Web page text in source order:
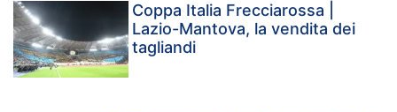
Coppa Italia Frecciarossa |
Lazio-Mantova, la vendita dei
tagliandi